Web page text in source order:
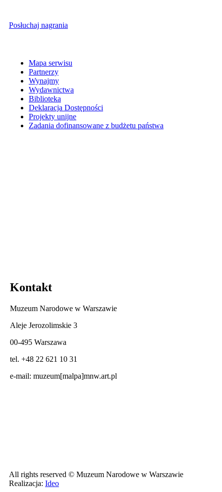
Posłuchaj nagrania
Mapa serwisu
Partnerzy
Wynajmy
Wydawnictwa
Biblioteka
Deklaracja Dostępności
Projekty unijne
Zadania dofinansowane z budżetu państwa
Kontakt
Muzeum Narodowe w Warszawie
Aleje Jerozolimskie 3
00-495 Warszawa
tel. +48 22 621 10 31
e-mail: muzeum[malpa]mnw.art.pl
All rights reserved © Muzeum Narodowe w Warszawie
Realizacja: Ideo